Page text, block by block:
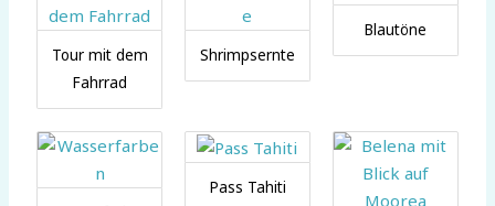
Tour mit dem
Fahrrad
Shrimpsernte
Blautöne
Pass Tahiti